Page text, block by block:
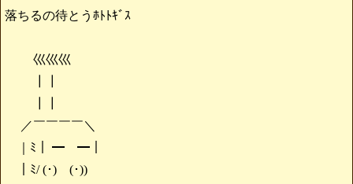
落ちるの待とうﾎﾄﾄｷﾞｽ
巛巛巛
／￣￣￣￣＼
｜ﾐ｜ ━ ━｜
｜ﾐ/ (･) (･))